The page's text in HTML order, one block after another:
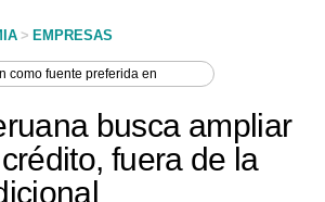
> EMPRESAS
como fuente preferida en
busca ampliar
fuera de la